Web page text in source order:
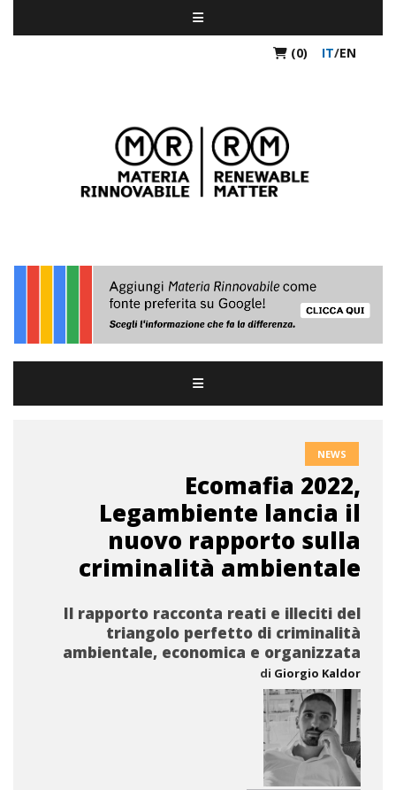
(0) IT/EN
NEWS
Ecomafia 2022,
Legambiente lancia il
nuovo rapporto sulla
criminalità ambientale
Il rapporto racconta reati e illeciti del
triangolo perfetto di criminalità
ambientale, economica e organizzata
di Giorgio Kaldor